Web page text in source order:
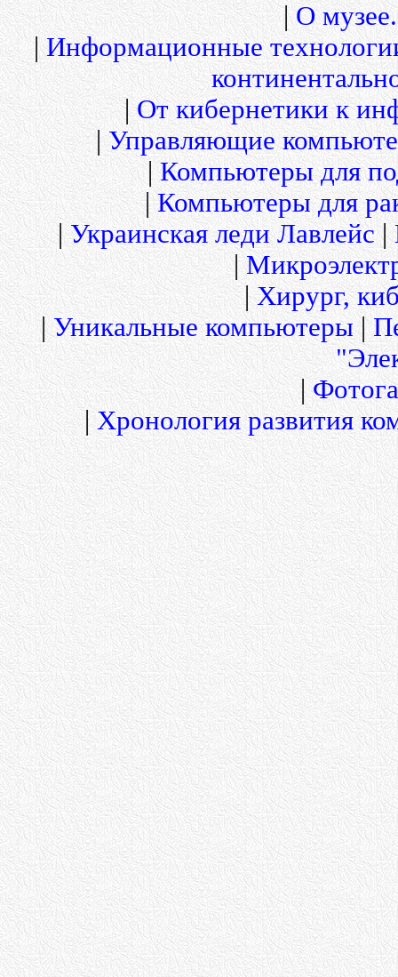
|О
|Информационные
|От кибернетики к
|Управляющие
|Компьютеры для
|Компьютеры для
|Украинская леди Лавлейс|
|
|Хирург,
|Уникальные компьютеры|
|
|Хронология развития